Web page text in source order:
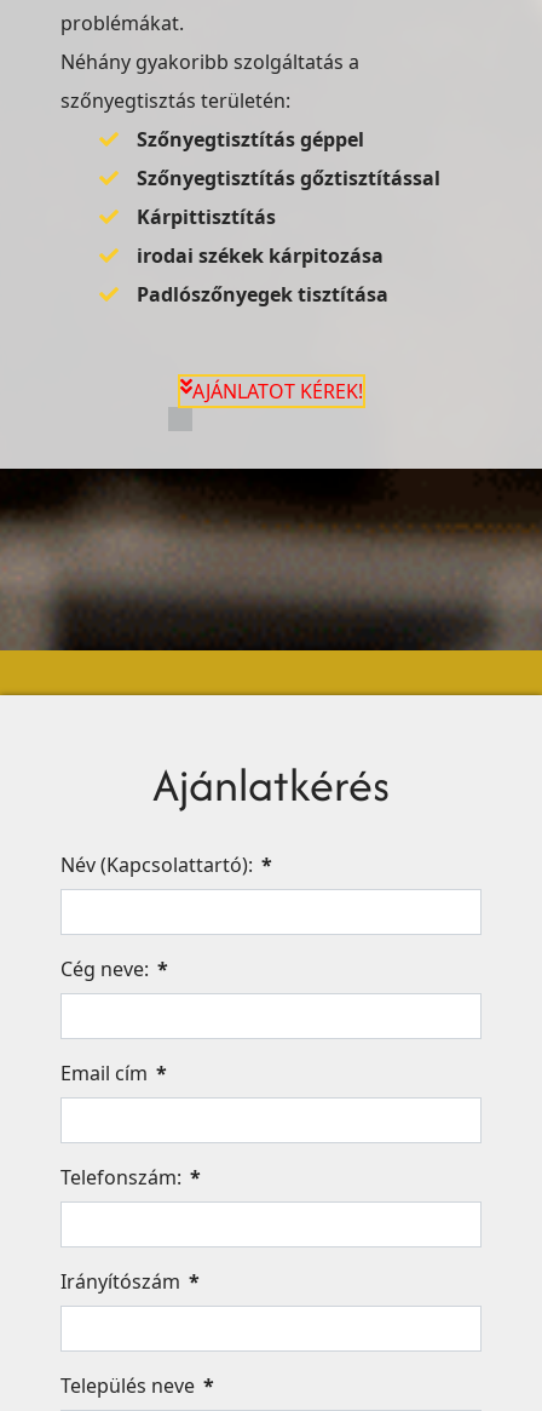
problémákat.
Néhány gyakoribb szolgáltatás a
szőnyegtisztás területén:
Szőnyegtisztítás géppel
Szőnyegtisztítás gőztisztítással
Kárpittisztítás
irodai székek kárpitozása
Padlószőnyegek tisztítása
AJÁNLATOT KÉREK!
Ajánlatkérés
Név (Kapcsolattartó): *
Cég neve: *
Email cím *
Telefonszám: *
Irányítószám *
Település neve *